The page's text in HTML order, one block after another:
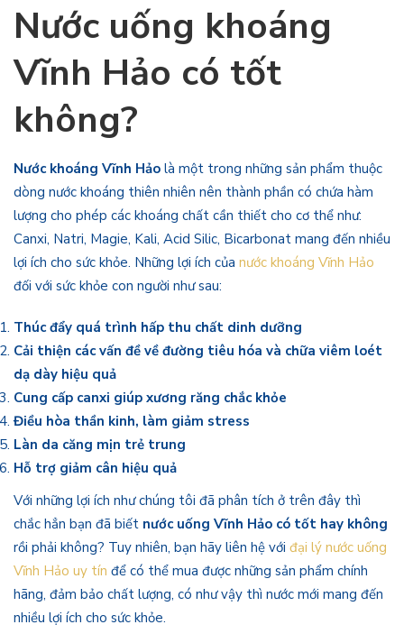
Nước uống khoáng
Vĩnh Hảo có tốt
không?
Nước khoáng Vĩnh Hảo là một trong những sản phẩm thuộc
dòng nước khoáng thiên nhiên nên thành phần có chứa hàm
lượng cho phép các khoáng chất cần thiết cho cơ thể như:
Canxi, Natri, Magie, Kali, Acid Silic, Bicarbonat mang đến nhiều
lợi ích cho sức khỏe. Những lợi ích của nước khoáng Vĩnh Hảo
đối với sức khỏe con người như sau:
Thúc đẩy quá trình hấp thu chất dinh dưỡng
Cải thiện các vấn đề về đường tiêu hóa và chữa viêm loét
dạ dày hiệu quả
Cung cấp canxi giúp xương răng chắc khỏe
Điều hòa thần kinh, làm giảm stress
Làn da căng mịn trẻ trung
Hỗ trợ giảm cân hiệu quả
Với những lợi ích như chúng tôi đã phân tích ở trên đây thì
chắc hẳn bạn đã biết nước uống Vĩnh Hảo có tốt hay không
rồi phải không? Tuy nhiên, bạn hãy liên hệ với đại lý nước uống
Vĩnh Hảo uy tín để có thể mua được những sản phẩm chính
hãng, đảm bảo chất lượng, có như vậy thì nước mới mang đến
nhiều lợi ích cho sức khỏe.